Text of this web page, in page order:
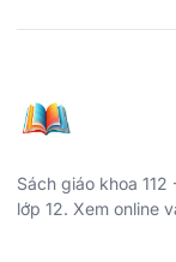
Sách giáo khoa
lớp 12. Xem online